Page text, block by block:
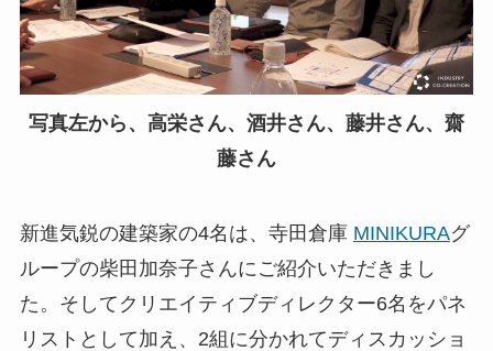
写真左から、高栄さん、酒井さん、藤井さん、齋
藤さん
新進気鋭の建築家の4名は、寺田倉庫 MINIKURAグ
ループの柴田加奈子さんにご紹介いただきまし
た。そしてクリエイティブディレクター6名をパネ
リストとして加え、2組に分かれてディスカッショ